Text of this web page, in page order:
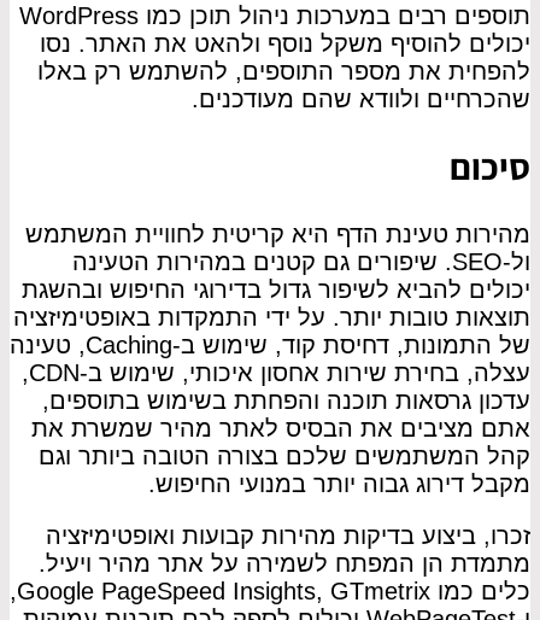
תוספים רבים במערכות ניהול תוכן כמו WordPress
יכולים להוסיף משקל נוסף ולהאט את האתר. נסו
להפחית את מספר התוספים, להשתמש רק באלו
שהכרחיים ולוודא שהם מעודכנים.
סיכום
מהירות טעינת הדף היא קריטית לחוויית המשתמש
ול-SEO. שיפורים גם קטנים במהירות הטעינה
יכולים להביא לשיפור גדול בדירוגי החיפוש ובהשגת
תוצאות טובות יותר. על ידי התמקדות באופטימיזציה
של התמונות, דחיסת קוד, שימוש ב-Caching, טעינה
עצלה, בחירת שירות אחסון איכותי, שימוש ב-CDN,
עדכון גרסאות תוכנה והפחתת בשימוש בתוספים,
אתם מציבים את הבסיס לאתר מהיר שמשרת את
קהל המשתמשים שלכם בצורה הטובה ביותר וגם
מקבל דירוג גבוה יותר במנועי החיפוש.
זכרו, ביצוע בדיקות מהירות קבועות ואופטימיזציה
מתמדת הן המפתח לשמירה על אתר מהיר ויעיל.
כלים כמו Google PageSpeed Insights, GTmetrix,